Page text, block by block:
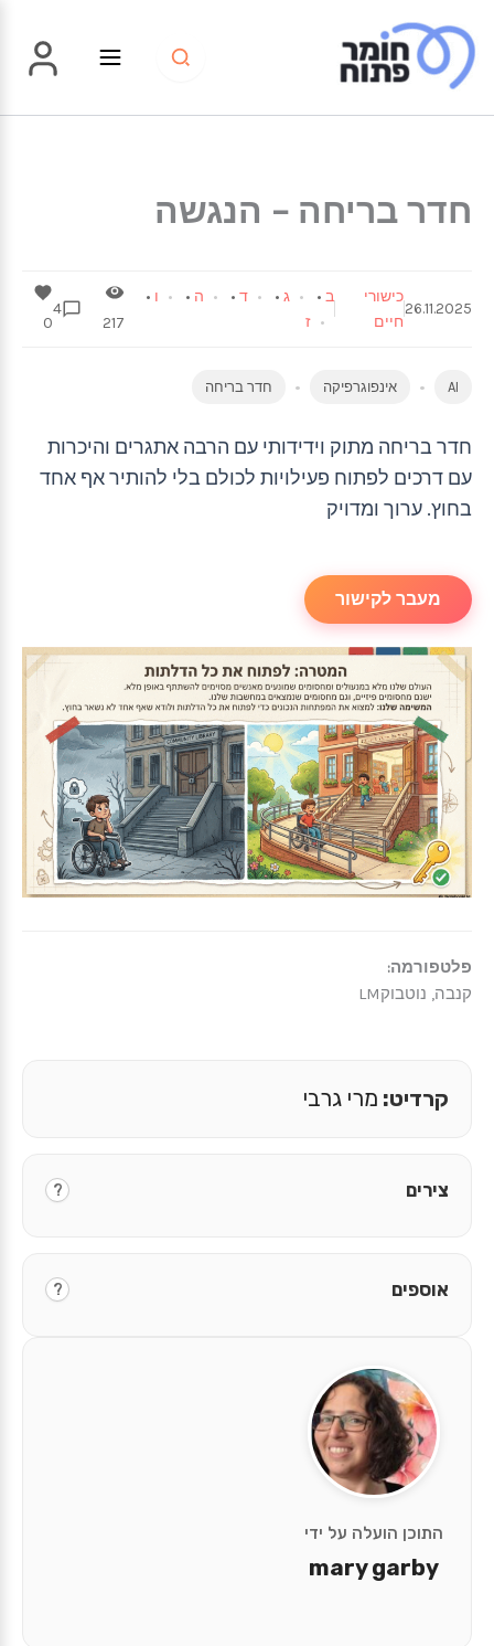
לתוכן
חדר בריחה – הנגשה
26.11.2025
כישורי
חיים
ב • ג • ד • ה • ו •
ז
217
4
0
AI אינפוגרפיקה חדר בריחה
חדר בריחה מתוק וידידותי עם הרבה אתגרים והיכרות
עם דרכים לפתוח פעילויות לכולם בלי להותיר אף אחד
בחוץ. ערוך ומדויק
מעבר לקישור
פלטפורמה:
קנבה, נוטבוקLM
התוכן הועלה על ידי
mary garby
קרדיט: מרי גרבי
צירים ?
אוספים ?